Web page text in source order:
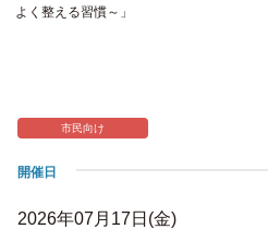
よく整える習慣～」
市民向け
開催日
2026年07月17日(金)